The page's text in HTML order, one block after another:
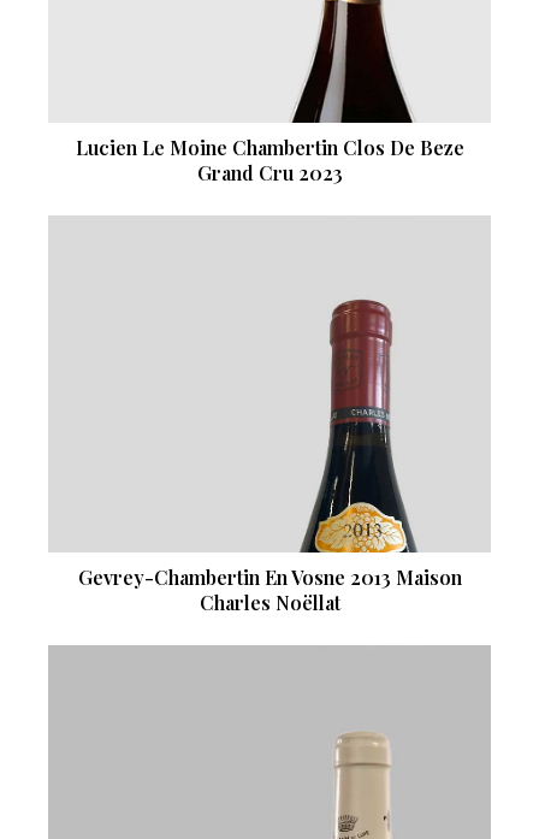
Lucien Le Moine Chambertin Clos De Beze
Grand Cru 2023
Gevrey-Chambertin En Vosne 2013 Maison
Charles Noëllat